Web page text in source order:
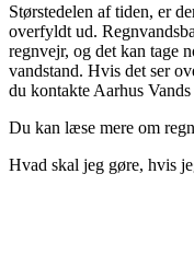
Størstedelen af tiden, er
overfyldt ud.
regnvejr, og det kan tage
vandstand. Hvis det ser
du kontakte Aarhus
Du kan læse mere om
Hvad skal jeg gøre, hvis